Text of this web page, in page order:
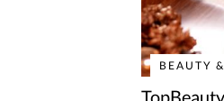
BEAUTY